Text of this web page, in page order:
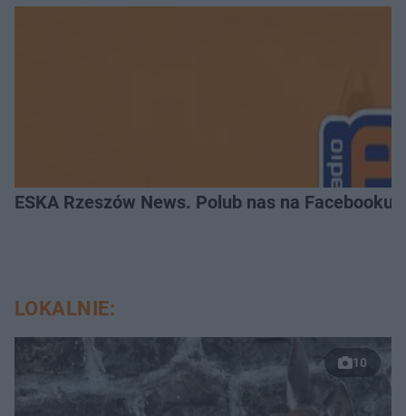
ESKA Rzeszów News. Polub nas na Facebooku!
LOKALNIE:
10